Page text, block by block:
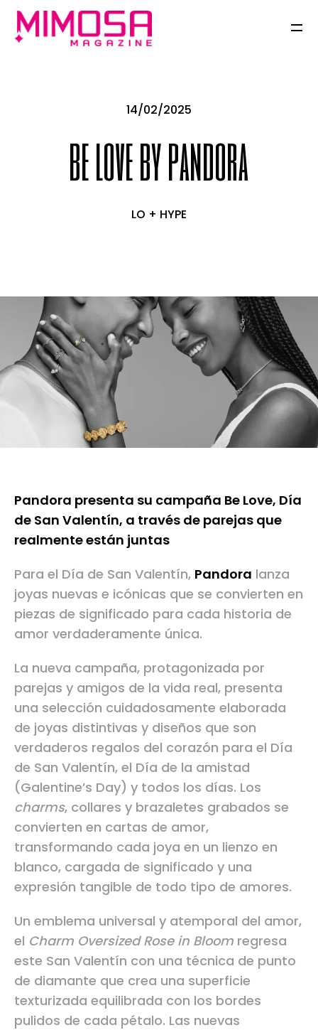
14/02/2025
be love by pandora
LO + HYPE
Pandora presenta su campaña Be Love, Día
de San Valentín, a través de parejas que
realmente están juntas
Para el Día de San Valentín, Pandora lanza
joyas nuevas e icónicas que se convierten en
piezas de significado para cada historia de
amor verdaderamente única.
La nueva campaña, protagonizada por
parejas y amigos de la vida real, presenta
una selección cuidadosamente elaborada
de joyas distintivas y diseños que son
verdaderos regalos del corazón para el Día
de San Valentín, el Día de la amistad
(Galentine’s Day) y todos los días. Los
charms, collares y brazaletes grabados se
convierten en cartas de amor,
transformando cada joya en un lienzo en
blanco, cargada de significado y una
expresión tangible de todo tipo de amores.
Un emblema universal y atemporal del amor,
el Charm Oversized Rose in Bloom regresa
este San Valentín con una técnica de punto
de diamante que crea una superficie
texturizada equilibrada con los bordes
pulidos de cada pétalo. Las nuevas